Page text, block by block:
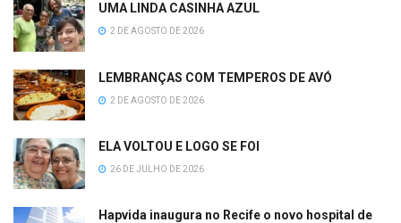
UMA LINDA CASINHA AZUL
2 DE AGOSTO DE 2026
LEMBRANÇAS COM TEMPEROS DE AVÓ
2 DE AGOSTO DE 2026
ELA VOLTOU E LOGO SE FOI
26 DE JULHO DE 2026
Hapvida inaugura no Recife o novo hospital de